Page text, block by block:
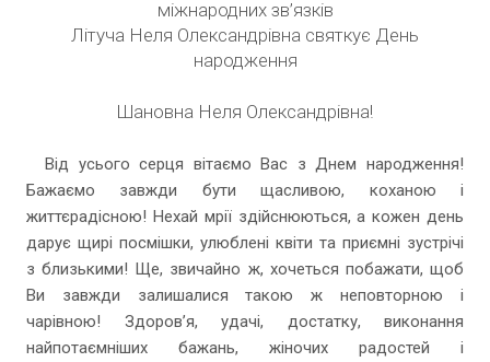
міжнародних зв’язків
Літуча Неля Олександрівна святкує День
народження
Шановна Неля Олександрівна!
Від усього серця вітаємо Вас з Днем народження!
Бажаємо завжди бути щасливою, коханою і
життєрадісною! Нехай мрії здійснюються, а кожен день
дарує щирі посмішки, улюблені квіти та приємні зустрічі
з близькими! Ще, звичайно ж, хочеться побажати, щоб
Ви завжди залишалися такою ж неповторною і
чарівною! Здоров’я, удачі, достатку, виконання
найпотаємніших бажань, жіночих радостей і